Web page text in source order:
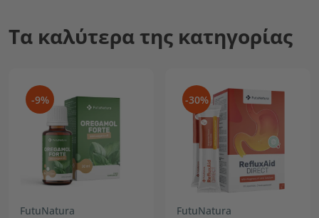
Τα καλύτερα της κατηγορίας
-9%
FutuNatura
-30%
FutuNatura